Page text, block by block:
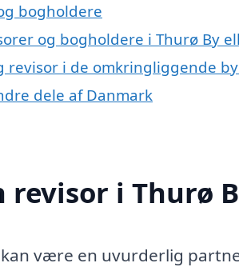
bogholdere
og bogholdere i Thurø By
revisor i de omkringliggende
dele af Danmark
revisor i Thurø
kan være en uvurderlig